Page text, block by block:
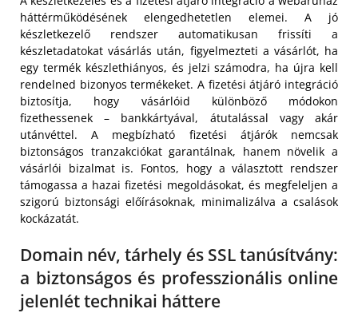
háttérműködésének elengedhetetlen elemei. A jó
készletkezelő rendszer automatikusan frissíti a
készletadatokat vásárlás után, figyelmezteti a vásárlót, ha
egy termék készlethiányos, és jelzi számodra, ha újra kell
rendelned bizonyos termékeket. A fizetési átjáró integráció
biztosítja, hogy vásárlóid különböző módokon
fizethessenek – bankkártyával, átutalással vagy akár
utánvéttel. A megbízható fizetési átjárók nemcsak
biztonságos tranzakciókat garantálnak, hanem növelik a
vásárlói bizalmat is. Fontos, hogy a választott rendszer
támogassa a hazai fizetési megoldásokat, és megfeleljen a
szigorú biztonsági előírásoknak, minimalizálva a csalások
kockázatát.
Domain név, tárhely és SSL tanúsítvány:
a biztonságos és professzionális online
jelenlét technikai háttere